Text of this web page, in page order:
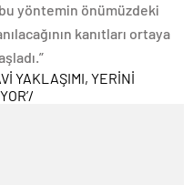
yöntemin önümüzdeki
kanıtları ortaya
YAKLAŞIMI, YERİNİ
/